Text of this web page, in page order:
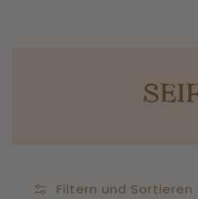
Filtern und Sortieren